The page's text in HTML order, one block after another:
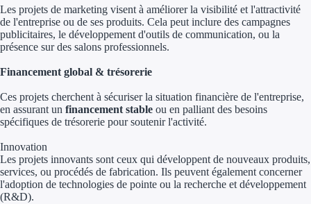
Investir dans
Crédits &
Aides Urssaf
Prêts publics
Les projets de marketing visent à améliorer la visibilité et l'attractivité
de l'entreprise ou de ses produits. Cela peut inclure des campagnes
publicitaires, le développement d'outils de communication, ou la
présence sur des salons professionnels.
Financement global & trésorerie
Ces projets cherchent à sécuriser la situation financière de l'entreprise,
en assurant un financement stable ou en palliant des besoins
spécifiques de trésorerie pour soutenir l'activité.
Innovation
Les projets innovants sont ceux qui développent de nouveaux produits,
services, ou procédés de fabrication. Ils peuvent également concerner
l'adoption de technologies de pointe ou la recherche et développement
(R&D).